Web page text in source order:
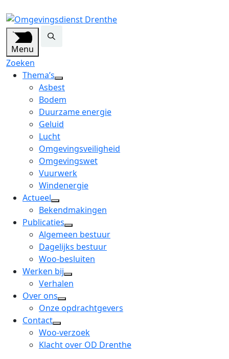
Menu
Zoeken
Thema’s
open
dropdown
menu
Asbest
Bodem
Duurzame energie
Geluid
Lucht
Omgevingsveiligheid
Omgevingswet
Vuurwerk
Windenergie
Actueel
open
dropdown
menu
Bekendmakingen
Publicaties
open
dropdown
menu
Algemeen bestuur
Dagelijks bestuur
Woo-besluiten
Werken bij
open
menu
Verhalen
Over ons
open
dropdown
menu
Onze opdrachtgevers
Contact
open
dropdown
Woo-verzoek
Klacht over OD Drenthe